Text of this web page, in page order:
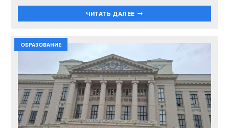
ЧИТАТЬ ДАЛЕЕ
ОБРАЗОВАНИЕ